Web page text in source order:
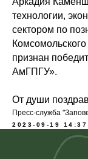
технологии,
сектором по
признан
АмГПГУ».
От души
Пресс-служба
2023-09-19 14:37